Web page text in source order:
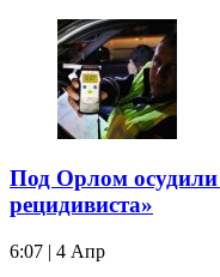
Под Орлом осудили
рецидивиста»
6:07 | 4 Апр